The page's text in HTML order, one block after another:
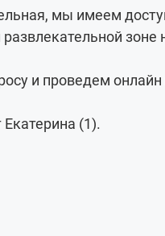
мы имеем
и проведем онлайн
(1).